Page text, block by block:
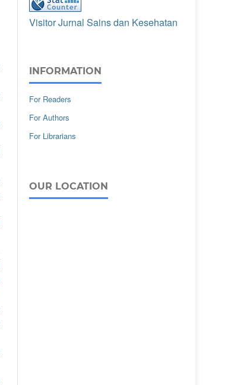
Visitor Jurnal Sains dan Kesehatan
INFORMATION
For Readers
For Authors
For Librarians
OUR LOCATION